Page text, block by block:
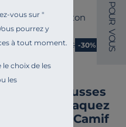
vous sur "
pourrez y
à tout moment.
le choix de les
les
Taie d'oreiller coton
Giselle
Dès 24,43 €Ancien prix
34,90 € -30%
Français
housses
: craquez
de qualité Camif
P
O
U
R
V
O
U
S